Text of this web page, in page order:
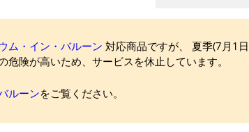
ム・イン・バルーン 対応商品ですが、 夏季(7月1日
危険が高いため、サービスを休止しています。
ルーンをご覧ください。